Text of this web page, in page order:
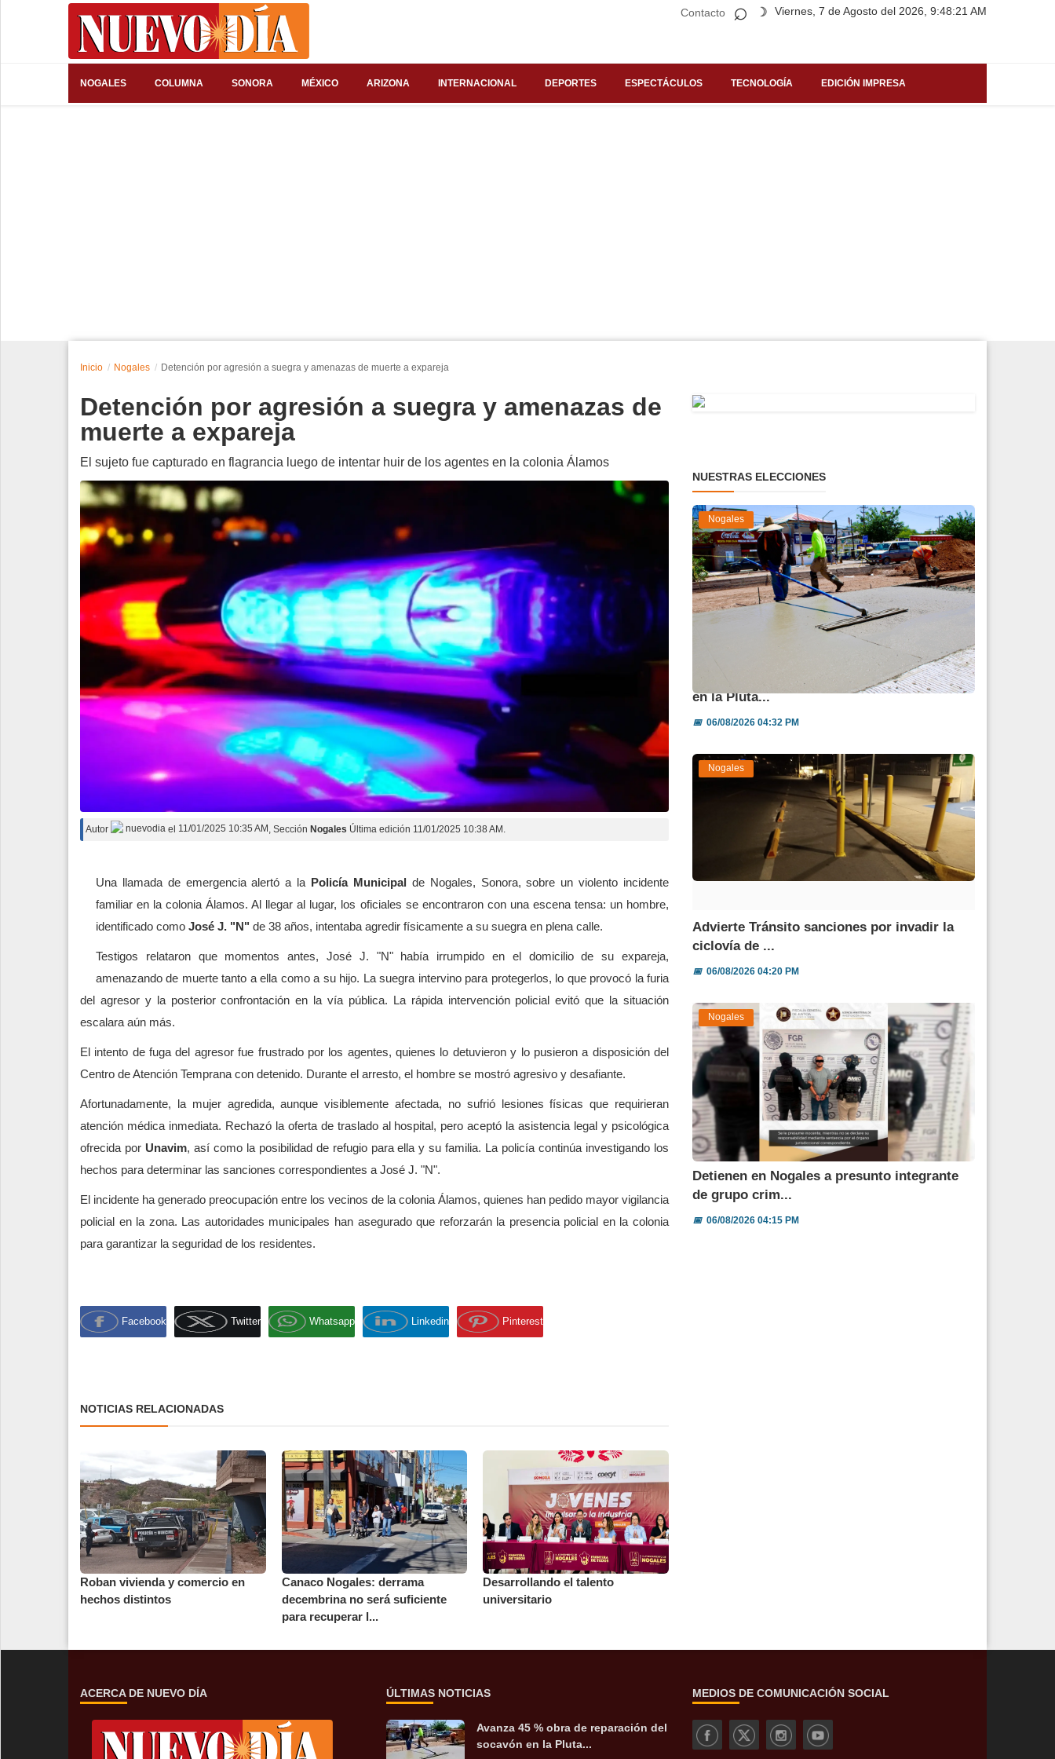
Contacto Viernes, 7 de Agosto del 2026, 9:48:21 AM
⌕ ☽
NOGALES COLUMNA SONORA MÉXICO ARIZONA INTERNACIONAL DEPORTES ESPECTÁCULOS TECNOLOGÍA EDICIÓN IMPRESA
Edición Impresa
Inicio Nogales Detención por agresión a suegra y amenazas de muerte a expareja
Detención por agresión a suegra y amenazas de
muerte a expareja
El sujeto fue capturado en flagrancia luego de intentar huir de los agentes en la colonia Álamos
Autor nuevodia el 11/01/2025 10:35 AM , Sección Nogales Última edición 11/01/2025 10:38 AM.
Una llamada de emergencia alertó a la Policía Municipal de Nogales, Sonora, sobre un violento incidente
familiar en la colonia Álamos. Al llegar al lugar, los oficiales se encontraron con una escena tensa: un hombre,
identificado como José J. "N" de 38 años, intentaba agredir físicamente a su suegra en plena calle.
Testigos relataron que momentos antes, José J. "N" había irrumpido en el domicilio de su expareja,
amenazando de muerte tanto a ella como a su hijo. La suegra intervino para protegerlos, lo que provocó la furia
del agresor y la posterior confrontación en la vía pública. La rápida intervención policial evitó que la situación
escalara aún más.
El intento de fuga del agresor fue frustrado por los agentes, quienes lo detuvieron y lo pusieron a disposición del
Centro de Atención Temprana con detenido. Durante el arresto, el hombre se mostró agresivo y desafiante.
Afortunadamente, la mujer agredida, aunque visiblemente afectada, no sufrió lesiones físicas que requirieran
atención médica inmediata. Rechazó la oferta de traslado al hospital, pero aceptó la asistencia legal y psicológica
ofrecida por Unavim, así como la posibilidad de refugio para ella y su familia. La policía continúa investigando los
hechos para determinar las sanciones correspondientes a José J. "N".
El incidente ha generado preocupación entre los vecinos de la colonia Álamos, quienes han pedido mayor vigilancia
policial en la zona. Las autoridades municipales han asegurado que reforzarán la presencia policial en la colonia
para garantizar la seguridad de los residentes.
Facebook Twitter Whatsapp Linkedin Pinterest
NOTICIAS RELACIONADAS
Roban vivienda y comercio en
hechos distintos
Canaco Nogales: derrama
decembrina no será suficiente
para recuperar l...
Desarrollando el talento
universitario
NUESTRAS ELECCIONES
Nogales
Avanza 45 % obra de reparación del socavón
en la Pluta...
📅06/08/2026 04:32 PM
Nogales
Advierte Tránsito sanciones por invadir la
ciclovía de ...
📅06/08/2026 04:20 PM
Nogales
Detienen en Nogales a presunto integrante
de grupo crim...
📅06/08/2026 04:15 PM
ACERCA DE NUEVO DÍA ÚLTIMAS NOTICIAS
Avanza 45 % obra de reparación del
socavón en la Pluta...
MEDIOS DE COMUNICACIÓN SOCIAL